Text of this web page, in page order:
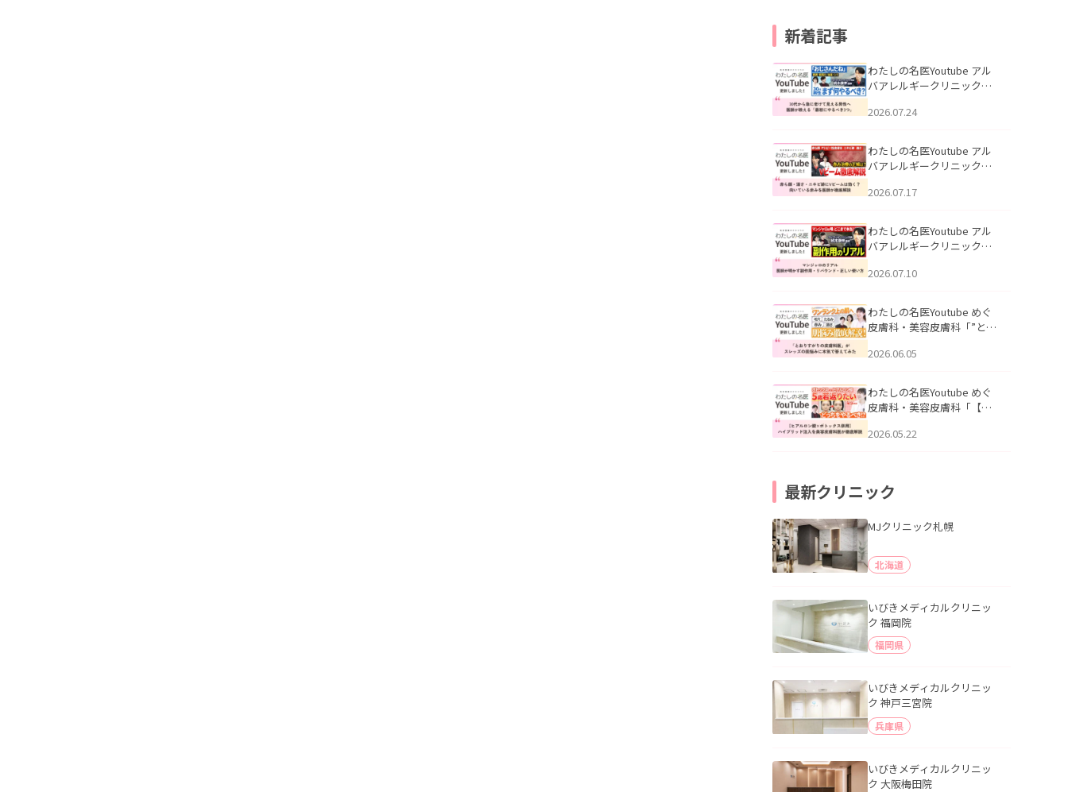
新着記事
わたしの名医Youtube アル
バアレルギークリニック札
える男性へ｜医師が教える
公開いたしました。
2026.07.24
わたしの名医Youtube アル
バアレルギークリニック札
跡にVビームは効く？向いて
説」を公開いたしました。
2026.07.17
わたしの名医Youtube アル
バアレルギークリニック札
医師が明かす副作用・リバ
公開いたしました。
2026.07.10
わたしの名医Youtube めぐ
皮膚科・美容皮膚科「”とお
ッズの肌悩みに本気で答え
た。
2026.06.05
わたしの名医Youtube めぐ
皮膚科・美容皮膚科「【ヒ
用】ハイブリッド注入を美
2026.05.22
最新クリニック
MJクリニック札幌
北海道
いびきメディカルクリニッ
ク 福岡院
福岡県
いびきメディカルクリニッ
ク 神戸三宮院
兵庫県
いびきメディカルクリニッ
ク 大阪梅田院